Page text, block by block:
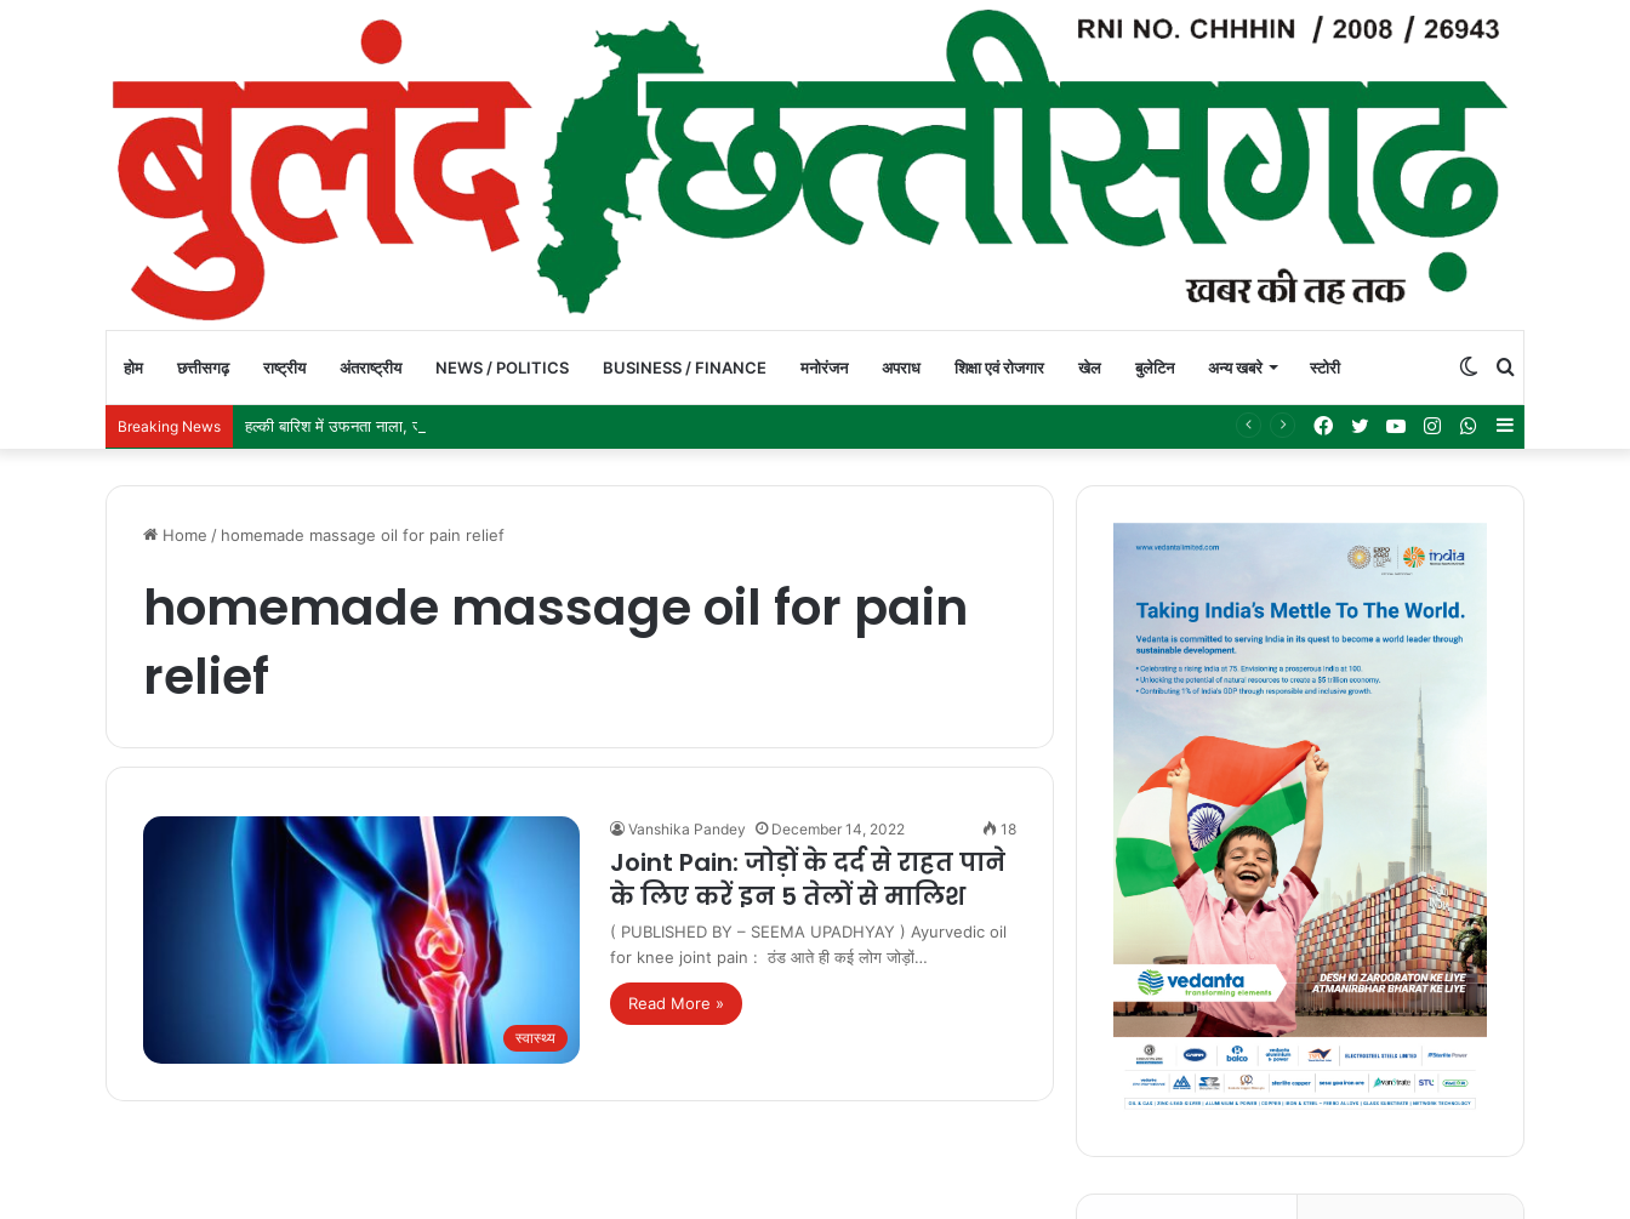
होम छत्तीसगढ़ राष्ट्रीय अंतराष्ट्रीय NEWS / POLITICS BUSINESS / FINANCE मनोरंजन अपराध शिक्षा एवं रोजगार खेल बुलेटिन अन्य खबरे स्टोरी Search
Switch
Breaking News हल्की बारिश में उफनता नाला, जान जोखिम में डालकर पार कर रहे ग्रामीण और स्कूली बच्चे WhatsApp
Instagram
YouTube
Twitter
Facebook
Home / homemade massage oil for pain relief
homemade massage oil for pain
relief
स्वास्थ्य
Vanshika Pandey December 14, 2022 18
Joint Pain: जोड़ों के दर्द से राहत पाने
के लिए करें इन 5 तेलों से मालिश
( PUBLISHED BY – SEEMA UPADHYAY ) Ayurvedic oil
for knee joint pain : ठंड आते ही कई लोग जोड़ों…
Read More »